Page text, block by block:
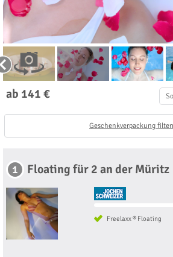
ab 141 €
Geschenkverpackung
1 Floating für 2 an der Müritz
Freelaxx ® Floating